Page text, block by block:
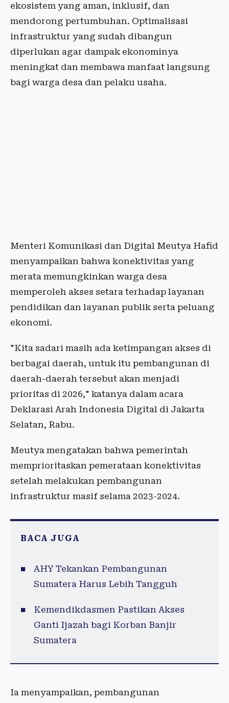
ekosistem yang aman, inklusif, dan
mendorong pertumbuhan. Optimalisasi
infrastruktur yang sudah dibangun
diperlukan agar dampak ekonominya
meningkat dan membawa manfaat langsung
bagi warga desa dan pelaku usaha.
Menteri Komunikasi dan Digital Meutya Hafid
menyampaikan bahwa konektivitas yang
merata memungkinkan warga desa
memperoleh akses setara terhadap layanan
pendidikan dan layanan publik serta peluang
ekonomi.
"Kita sadari masih ada ketimpangan akses di
berbagai daerah, untuk itu pembangunan di
daerah-daerah tersebut akan menjadi
prioritas di 2026," katanya dalam acara
Deklarasi Arah Indonesia Digital di Jakarta
Selatan, Rabu.
Meutya mengatakan bahwa pemerintah
memprioritaskan pemerataan konektivitas
setelah melakukan pembangunan
infrastruktur masif selama 2023-2024.
BACA JUGA
AHY Tekankan Pembangunan
Sumatera Harus Lebih Tangguh
Kemendikdasmen Pastikan Akses
Ganti Ijazah bagi Korban Banjir
Sumatera
Ia menyampaikan, pembangunan